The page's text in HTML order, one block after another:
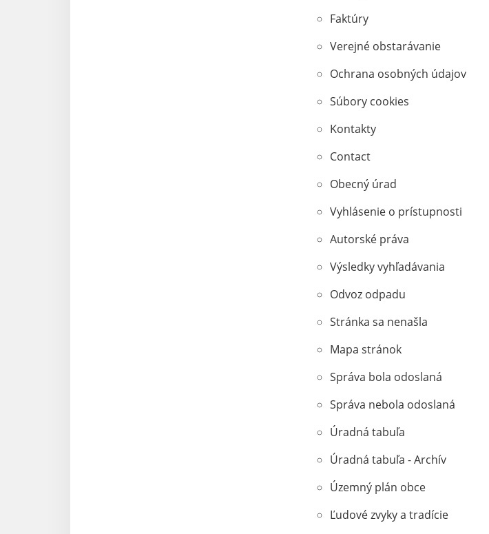
Faktúry
Verejné obstarávanie
Ochrana osobných údajov
Súbory cookies
Kontakty
Contact
Obecný úrad
Vyhlásenie o prístupnosti
Autorské práva
Výsledky vyhľadávania
Odvoz odpadu
Stránka sa nenašla
Mapa stránok
Správa bola odoslaná
Správa nebola odoslaná
Úradná tabuľa
Úradná tabuľa - Archív
Územný plán obce
Ľudové zvyky a tradície